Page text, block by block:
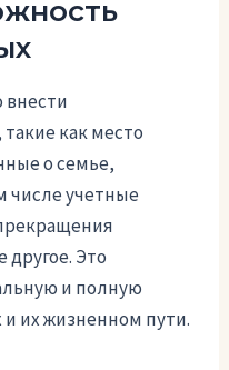
внести
как место
о семье,
числе учетные
другое. Это
и полную
их жизненном пути.